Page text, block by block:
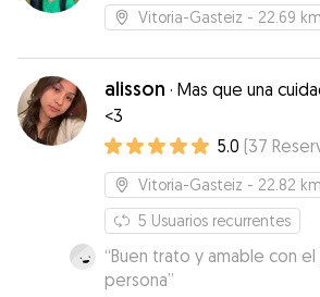
Vitoria-Gasteiz - 22.69 km
alisson · Mas que una
<3
5.0 (37
Vitoria-Gasteiz - 22.82 km
5 Usuarios recurrentes
“Buen trato y amable con
persona”